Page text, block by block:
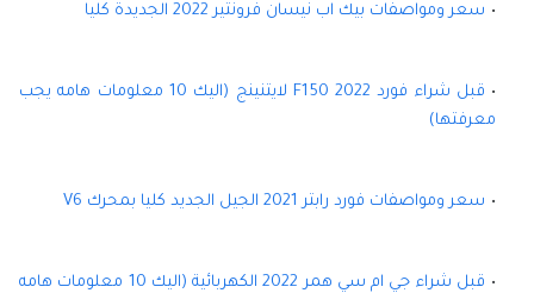
سعر ومواصفات بيك اب نيسان فرونتير 2022 الجديدة كليا
قبل شراء فورد F150 2022 لايتنينج (اليك 10 معلومات هامه يجب
معرفتها)
سعر ومواصفات فورد رابتر 2021 الجيل الجديد كليا بمحرك V6
قبل شراء جي ام سي همر 2022 الكهربائية (اليك 10 معلومات هامه